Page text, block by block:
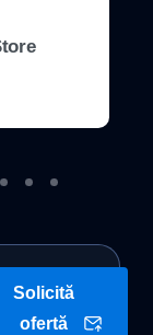
Solicită
ofertă